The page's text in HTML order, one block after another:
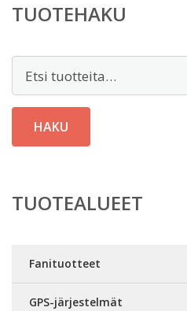
TUOTEHAKU
HAKU
TUOTEALUEET
Fanituotteet
GPS-järjestelmät